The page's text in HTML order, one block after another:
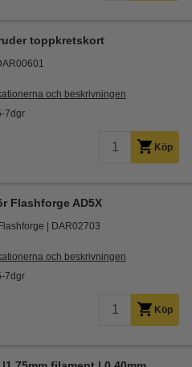
toppkretskort
och beskrivningen
7dgr
Köp
Flashforge AD5X
Flashforge DAR02703
och beskrivningen
7dgr
Köp